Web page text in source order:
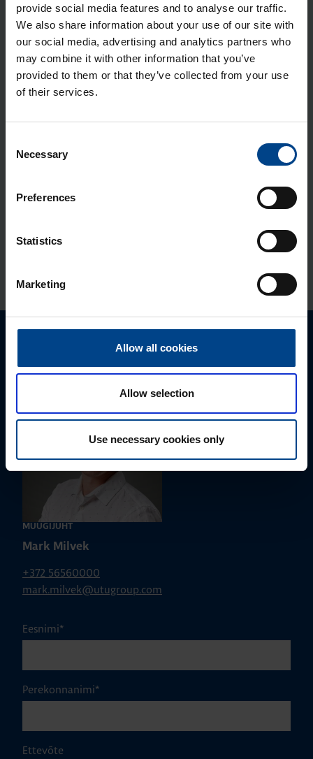
provide social media features and to analyse our traffic.
We also share information about your use of our site with
our social media, advertising and analytics partners who
may combine it with other information that you’ve
provided to them or that they’ve collected from your use
of their services.
Selection
Necessary
Preferences
Statistics
Marketing
Allow all cookies
Allow selection
Use necessary cookies only
Tihen­di­komp­lekt, Orion Plus
Tootekood: FL670A
Sok­kel Orion Plus, 150x500x200
Mon­taaž­plaat Orion Plus, 500×500
Palun võtke meiega ühendust
MÜÜGIJUHT
Mark Milvek
+372 56560000
mark.milvek@utugroup.com
Eesnimi*
Perekonnanimi*
Ettevõte